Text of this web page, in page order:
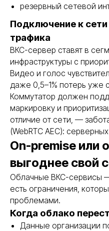
резервный сетевой
Подключение к сети
трафика
ВКС-сервер ставят в
инфраструктуры с
Видео и голос
даже 0,5–1% потерь уже
Коммутатор должен
маркировку и
отличие от сети, —
(WebRTC AEC):
On-premise или
выгоднее свой
Облачные ВКС-сервисы
есть ограничения,
проблемами.
Когда облако
Данные организации